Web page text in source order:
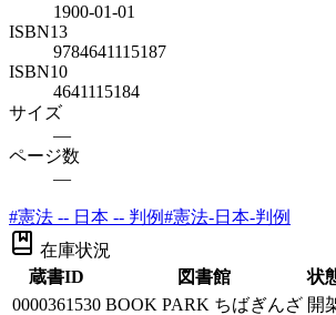
1900-01-01
ISBN13
9784641115187
ISBN10
4641115184
サイズ
—
ページ数
—
#憲法 -- 日本 -- 判例#憲法-日本-判例
在庫状況
蔵書ID
図書館
状
0000361530 BOOK PARK ちばぎんざ 開